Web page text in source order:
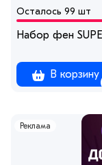
Осталось 99 шт
Набор фен
В корзину
Реклама